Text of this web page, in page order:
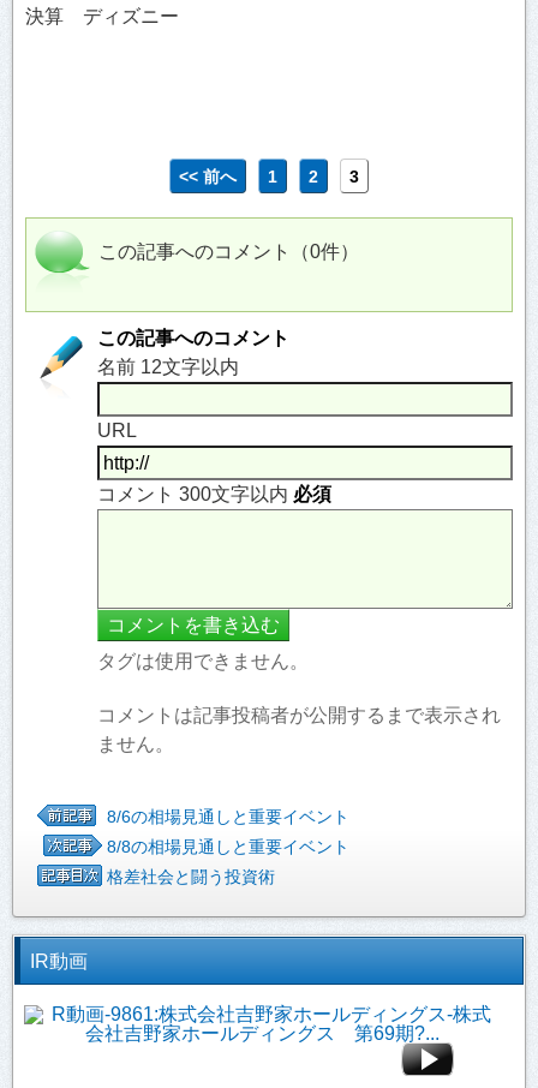
決算 ディズニー
<< 前へ 1 2 3
この記事へのコメント（0件）
この記事へのコメント
名前 12文字以内
URL
コメント 300文字以内 必須
タグは使用できません。
コメントは記事投稿者が公開するまで表示され
ません。
8/6の相場見通しと重要イベント
8/8の相場見通しと重要イベント
格差社会と闘う投資術
IR動画